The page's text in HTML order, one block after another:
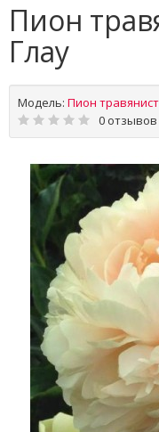
Пион
Глау
Модель: Пион
0 отзывов